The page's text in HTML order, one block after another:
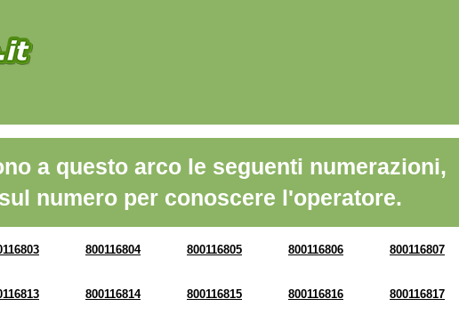
a questo arco le seguenti numerazioni,
numero per conoscere l'operatore.
800116804 800116805 800116806 800116807
800116814 800116815 800116816 800116817